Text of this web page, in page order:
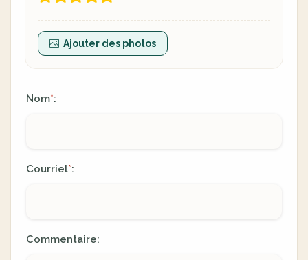
Ajouter des photos
Nom*:
Courriel*:
Commentaire: